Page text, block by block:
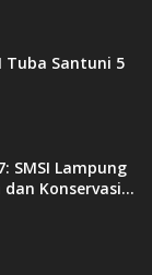
Tuba Santuni 5
SMSI Lampung
Konservasi...